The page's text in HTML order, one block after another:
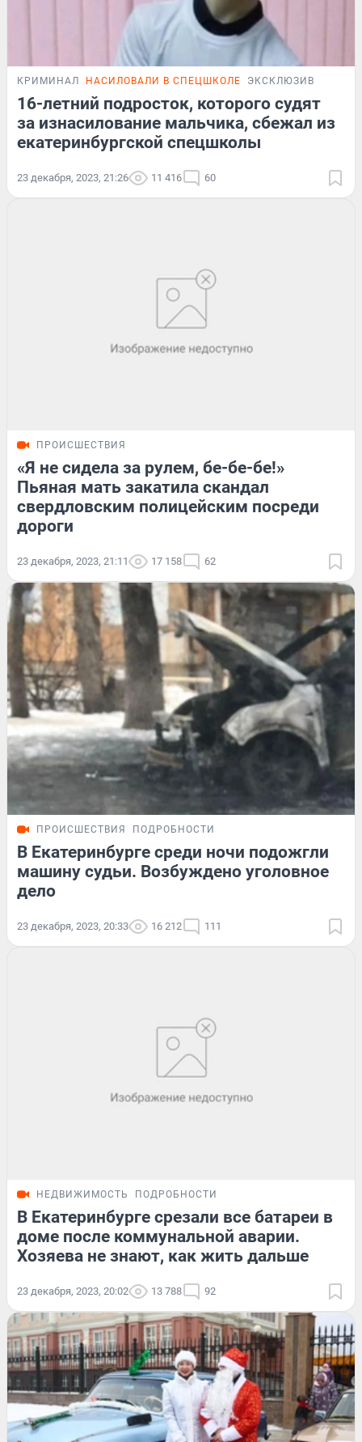
КРИМИНАЛ НАСИЛОВАЛИ В СПЕЦШКОЛЕ ЭКСКЛЮЗИВ
16-летний подросток, которого судят
за изнасилование мальчика, сбежал из
екатеринбургской спецшколы
23 декабря, 2023, 21:26 11 416 60
ПРОИСШЕСТВИЯ
«Я не сидела за рулем, бе-бе-бе!»
Пьяная мать закатила скандал
свердловским полицейским посреди
дороги
23 декабря, 2023, 21:11 17 158 62
ПРОИСШЕСТВИЯ ПОДРОБНОСТИ
В Екатеринбурге среди ночи подожгли
машину судьи. Возбуждено уголовное
дело
23 декабря, 2023, 20:33 16 212 111
НЕДВИЖИМОСТЬ ПОДРОБНОСТИ
В Екатеринбурге срезали все батареи в
доме после коммунальной аварии.
Хозяева не знают, как жить дальше
23 декабря, 2023, 20:02 13 788 92